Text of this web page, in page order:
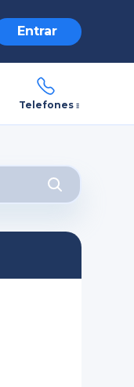
Entrar
Telefones